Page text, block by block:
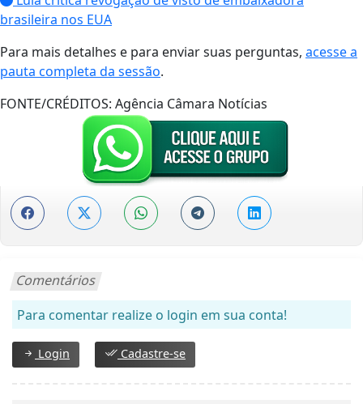
brasileira nos EUA
Para mais detalhes e para enviar suas perguntas, acesse a
pauta completa da sessão.
FONTE/CRÉDITOS: Agência Câmara Notícias
Comentários
Para comentar realize o login em sua conta!
Login Cadastre-se